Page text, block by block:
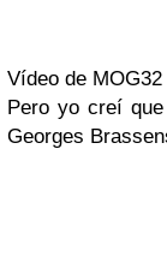
Vídeo de MOG32
Pero yo creí
Georges